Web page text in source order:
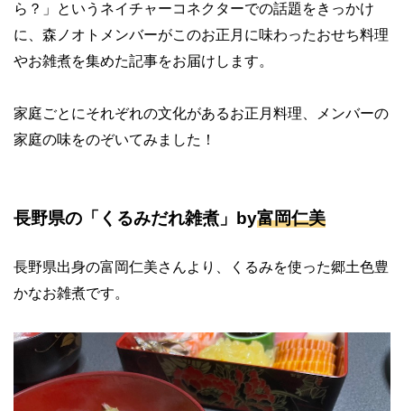
ら？」というネイチャーコネクターでの話題をきっかけ
に、森ノオトメンバーがこのお正月に味わったおせち料理
やお雑煮を集めた記事をお届けします。
家庭ごとにそれぞれの文化があるお正月料理、メンバーの
家庭の味をのぞいてみました！
長野県の「くるみだれ雑煮」by富岡仁美
長野県出身の富岡仁美さんより、くるみを使った郷土色豊
かなお雑煮です。